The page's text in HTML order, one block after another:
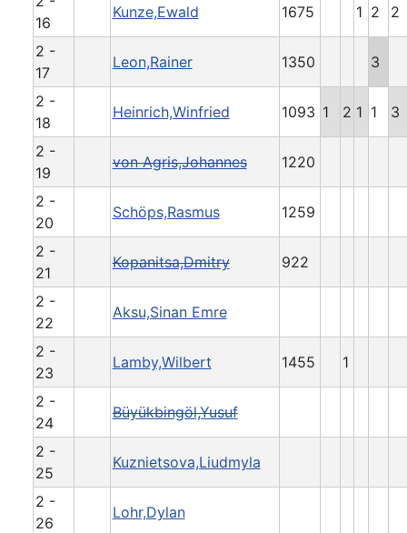
16
Kunze,Ewald 1675 1 2 2
2 -
17
Leon,Rainer 1350 3
2 -
18
Heinrich,Winfried 1093 1 2 1 1 3
2 -
19
von Agris,Johannes 1220
2 -
20
Schöps,Rasmus 1259
2 -
21
Kopanitsa,Dmitry 922
2 -
22
Aksu,Sinan Emre
2 -
23
Lamby,Wilbert 1455 1
2 -
24
Büyükbingöl,Yusuf
2 -
25
Kuznietsova,Liudmyla
2 -
26
Lohr,Dylan